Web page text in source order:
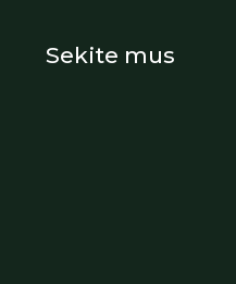
Sekite mus